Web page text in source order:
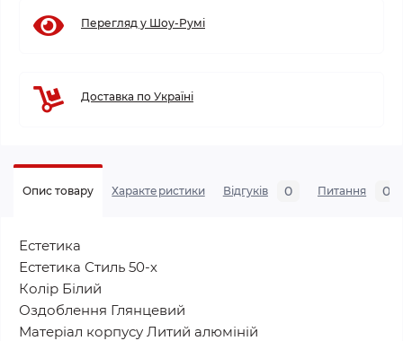
Перегляд у Шоу-Румі
Доставка по Україні
Опис товару Характеристики Відгуків 0 Питання 0
Естетика
Естетика Стиль 50-х
Колір Білий
Оздоблення Глянцевий
Матеріал корпусу Литий алюміній